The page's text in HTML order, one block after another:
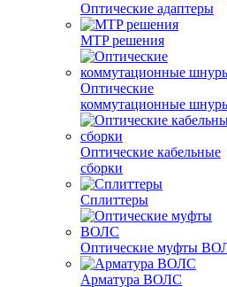
Оптические адаптеры
MTP решения
Оптические
коммутационные
Оптические кабельные
сборки
Сплиттеры
Оптические муфты
Арматура ВОЛС